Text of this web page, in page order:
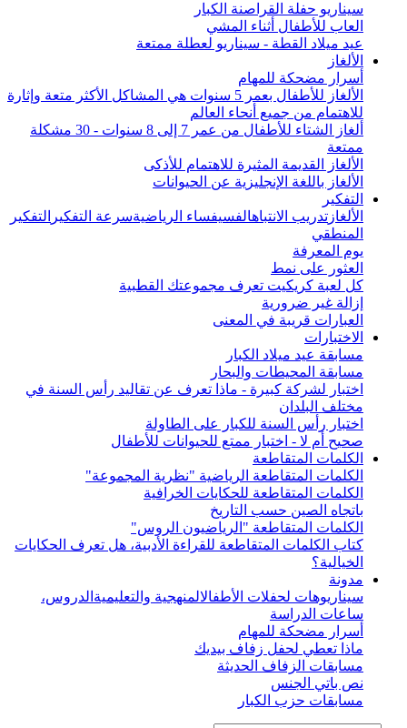
سيناريو حفلة القراصنة الكبار
العاب للأطفال أثناء المشي
عيد ميلاد القطة - سيناريو لعطلة ممتعة
الألغاز
أسرار مضحكة للمهام
الألغاز للأطفال بعمر 5 سنوات هي المشاكل الأكثر متعة وإثارة
للاهتمام من جميع أنحاء العالم
ألغاز الشتاء للأطفال من عمر 7 إلى 8 سنوات - 30 مشكلة
ممتعة
الألغاز القديمة المثيرة للاهتمام للأذكى
الألغاز باللغة الإنجليزية عن الحيوانات
التفكير
الألغاز تدريب الانتباهالفسيفساء الرياضيةسرعة التفكير التفكير
المنطقي
يوم المعرفة
العثور على نمط
كل لعبة كريكيت تعرف مجموعتك القطبية
إزالة غير ضرورية
العبارات قريبة في المعنى
الاختبارات
مسابقة عيد ميلاد الكبار
مسابقة المحيطات والبحار
اختبار لشركة كبيرة - ماذا تعرف عن تقاليد رأس السنة في
مختلف البلدان
اختبار رأس السنة للكبار على الطاولة
صحيح أم لا - اختبار ممتع للحيوانات للأطفال
الكلمات المتقاطعة
الكلمات المتقاطعة الرياضية "نظرية المجموعة"
الكلمات المتقاطعة للحكايات الخرافية
باتجاه الصين حسب التاريخ
الكلمات المتقاطعة "الرياضيون الروس"
كتاب الكلمات المتقاطعة للقراءة الأدبية، هل تعرف الحكايات
الخيالية؟
مدونة
سيناريوهات لحفلات الأطفالالمنهجية والتعليمية الدروس،
ساعات الدراسة
أسرار مضحكة للمهام
ماذا تعطي لحفل زفاف بيديك
مسابقات الزفاف الحديثة
نص باتي الجنس
مسابقات حزب الكبار